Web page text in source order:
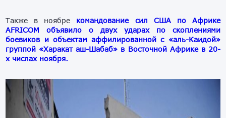
Также в ноябре командование сил США по Африке
AFRICOM объявило о двух ударах по скоплениями
боевиков и объектам аффилированной с «аль-Каидой»
группой «Харакат аш-Шабаб» в Восточной Африке в 20-
х числах ноября.